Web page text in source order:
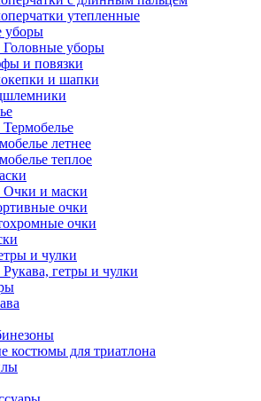
утепленные
уборы
Головные уборы
и повязки
и шапки
летнее
теплое
Очки и маски
очки
очки
и чулки
гетры и чулки
костюмы для триатлона